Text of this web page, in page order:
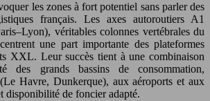
les zones à fort potentiel sans parler des
français. Les axes autoroutiers A1
véritables colonnes vertébrales du
une part importante des plateformes
XXL. Leur succès tient à une combinaison
des grands bassins de consommation,
Havre, Dunkerque), aux aéroports et aux
disponibilité de foncier adapté.